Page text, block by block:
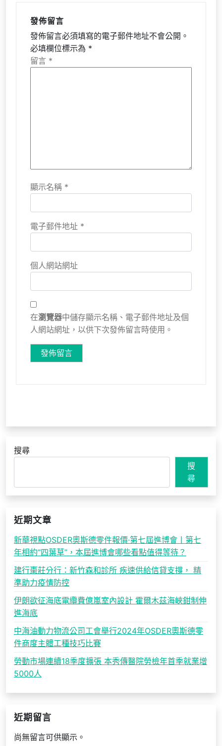
發佈留言
發佈留言必須填寫的電子郵件地址不會公開。
必填欄位標示為 *
留言 *
顯示名稱 *
電子郵件地址 *
個人網站網址
在瀏覽器中儲存顯示名稱、電子郵件地址及個
人網站網址，以供下次發佈留言時使用。
搜尋
搜
尋
近期文章
新華視點OSDER奧斯德零件報價·第七屆進博會丨第七
年相約“四葉草”，本屆進博會哪些看點值得等待？
建行棗莊分行：新竹森和診所 疾速供給信貸支撐， 精
準助力疫情防控
伊朗欲征海底電纜費億嵐室內設計 霍爾木茲海峽鉗制伸
進海底
中海油動力物流公司工會舉行2024年OSDER奧斯德零
件商度主體工種技巧比賽
勞動市場連續18季度擴張 本秀傳醫院勞檢年首季就業增
5000人
近期留言
尚無留言可供顯示。